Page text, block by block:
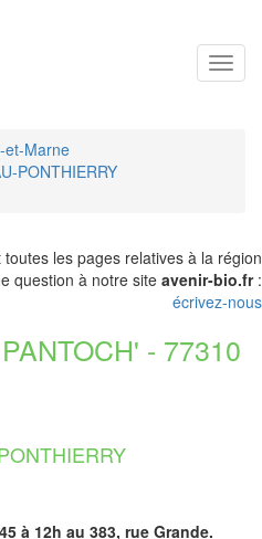
et-Marne
PONTHIERRY
les pages relatives à la région
question à notre site avenir-bio.fr:
écrivez-nous
- 77310
à 12h au 383, rue Grande.